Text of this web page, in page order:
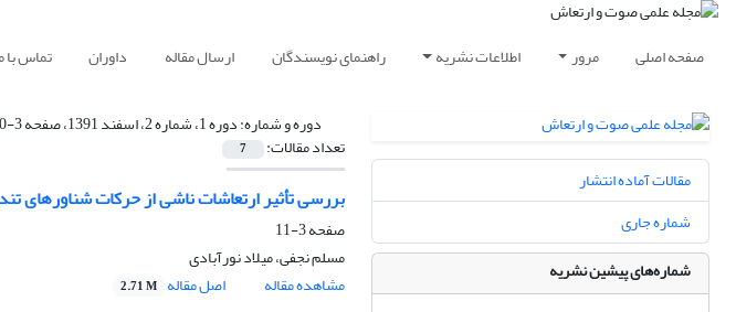
صفحه اصلی مرور اطلاعات نشریه راهنمای نویسندگان ارسال مقاله داوران تماس با
دوره و شماره:دوره 1، شماره 2، اسفند 1391، صفحه 3-60
تعداد مقالات: 7
بررسی تأثیر ارتعاشات ناشی از حرکات شناورهای
صفحه3-11
مسلم نجفی، میلاد نورآبادی
مشاهده مقاله
اصل مقاله 2.71 M
مقالات آماده انتشار
شماره جاری
شماره‌های پیشین نشریه